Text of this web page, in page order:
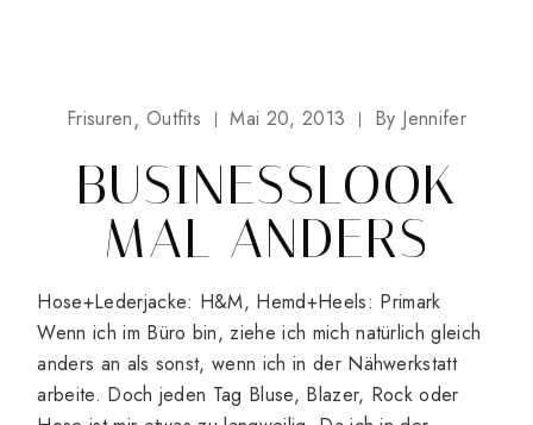
Frisuren Outfits Mai 20, 2013 By Jennifer
BUSINESSLOOK
MAL ANDERS
Hose+Lederjacke: H&M, Hemd+Heels: Primark
Wenn ich im Büro bin, ziehe ich mich natürlich gleich
anders an als sonst, wenn ich in der Nähwerkstatt
arbeite. Doch jeden Tag Bluse, Blazer, Rock oder